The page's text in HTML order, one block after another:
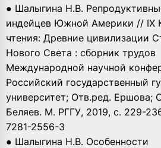
● Шалыгина Н.В.
индейцев Южной Америки // IX
чтения: Древние цивилизации
Нового Света : сборник трудов
Международной научной
Российский государственный
университет; Отв.ред. Ершова;
Беляев. М. РГГУ, 2019, с. 229-
7281-2556-3
● Шалыгина Н.В. Особенности